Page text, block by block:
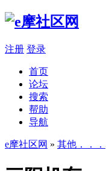
注册 登录
首页
论坛
搜索
帮助
导航
e摩社区网 » 其他．．．